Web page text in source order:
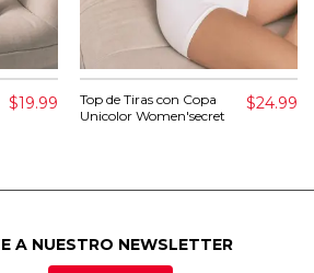
$19.99
Top de Tiras con Copa
Unicolor Women'secret
$24.99
A NUESTRO NEWSLETTER